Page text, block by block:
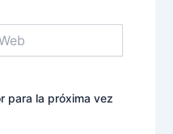
para la próxima vez